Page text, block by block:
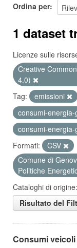
Ordina per
1 dataset
Licenze sulle
Creative
4.0)
Tag:
emissioni
consumi-
consumi-
Formati:
CSV
Comune di
Politiche
Cataloghi di origine:
Risultato del
Consumi veicoli